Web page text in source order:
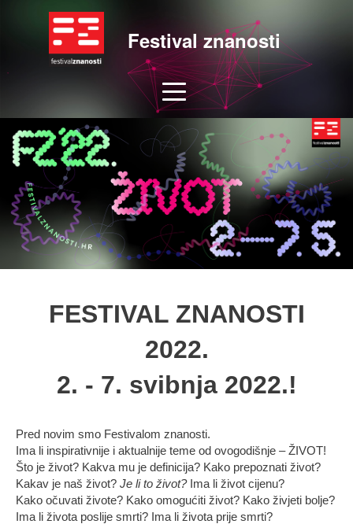
Festival znanosti
FESTIVAL ZNANOSTI
2022.
2. - 7. svibnja 2022.!
Pred novim smo Festivalom znanosti.
Ima li inspirativnije i aktualnije teme od ovogodišnje – ŽIVOT!
Što je život? Kakva mu je definicija? Kako prepoznati život?
Kakav je naš život?Je li to život?Ima li život cijenu?
Kako očuvati živote? Kako omogućiti život? Kako živjeti bolje?
Ima li života poslije smrti? Ima li života prije smrti?